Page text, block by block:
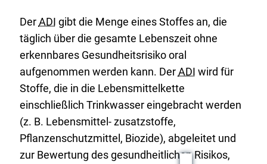
DerADI gibt die Menge eines Stoffes an, die
täglich über die gesamte Lebenszeit ohne
erkennbares Gesundheitsrisiko oral
aufgenommen werden kann. DerADI wird für
Stoffe, die in die Lebensmittelkette
einschließlich Trinkwasser eingebracht werden
(z. B. Lebensmittel- zusatzstoffe,
Pflanzenschutzmittel, Biozide), abgeleitet und
zur Bewertung des gesundheitlichen Risikos,